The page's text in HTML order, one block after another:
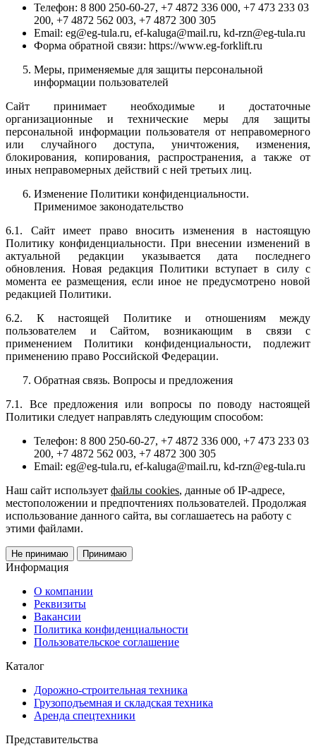
Телефон: 8 800 250-60-27, +7 4872 336 000, +7 473 233 03
200, +7 4872 562 003, +7 4872 300 305
Email: eg@eg-tula.ru, ef-kaluga@mail.ru, kd-rzn@eg-tula.ru
Форма обратной связи: https://www.eg-forklift.ru
Меры, применяемые для защиты персональной
информации пользователей
Сайт принимает необходимые и достаточные
организационные и технические меры для защиты
персональной информации пользователя от неправомерного
или случайного доступа, уничтожения, изменения,
блокирования, копирования, распространения, а также от
иных неправомерных действий с ней третьих лиц.
Изменение Политики конфиденциальности.
Применимое законодательство
6.1. Сайт имеет право вносить изменения в настоящую
Политику конфиденциальности. При внесении изменений в
актуальной редакции указывается дата последнего
обновления. Новая редакция Политики вступает в силу с
момента ее размещения, если иное не предусмотрено новой
редакцией Политики.
6.2. К настоящей Политике и отношениям между
пользователем и Сайтом, возникающим в связи с
применением Политики конфиденциальности, подлежит
применению право Российской Федерации.
Обратная связь. Вопросы и предложения
7.1. Все предложения или вопросы по поводу настоящей
Политики следует направлять следующим способом:
Телефон: 8 800 250-60-27, +7 4872 336 000, +7 473 233 03
200, +7 4872 562 003, +7 4872 300 305
Email: eg@eg-tula.ru, ef-kaluga@mail.ru, kd-rzn@eg-tula.ru
Наш сайт использует файлы cookies, данные об IP-адресе,
местоположении и предпочтениях пользователей. Продолжая
использование данного сайта, вы соглашаетесь на работу с
этими файлами.
Не принимаю Принимаю
Информация
О компании
Реквизиты
Вакансии
Политика конфиденциальности
Пользовательское соглашение
Каталог
Дорожно-строительная техника
Грузоподъемная и складская техника
Аренда спецтехники
Представительства